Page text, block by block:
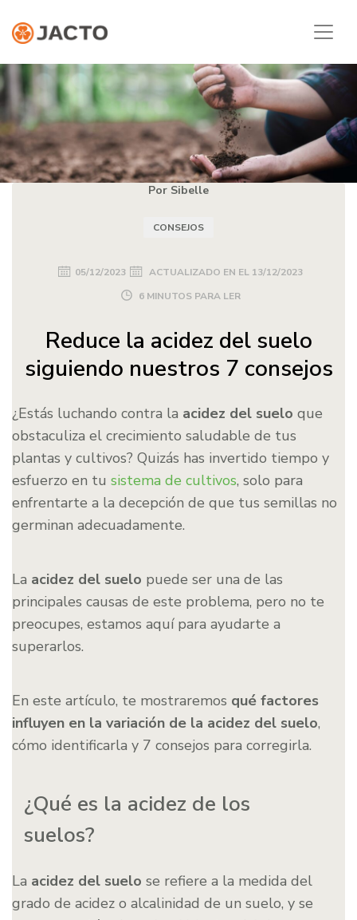
Por Sibelle
CONSEJOS
05/12/2023 ACTUALIZADO EN EL 13/12/2023
6 MINUTOS PARA LER
Reduce la acidez del suelo
siguiendo nuestros 7 consejos
¿Estás luchando contra la acidez del suelo que
obstaculiza el crecimiento saludable de tus
plantas y cultivos? Quizás has invertido tiempo y
esfuerzo en tu sistema de cultivos, solo para
enfrentarte a la decepción de que tus semillas no
germinan adecuadamente.
La acidez del suelo puede ser una de las
principales causas de este problema, pero no te
preocupes, estamos aquí para ayudarte a
superarlos.
En este artículo, te mostraremos qué factores
influyen en la variación de la acidez del suelo,
cómo identificarla y 7 consejos para corregirla.
¿Qué es la acidez de los
suelos?
La acidez del suelo se refiere a la medida del
grado de acidez o alcalinidad de un suelo, y se